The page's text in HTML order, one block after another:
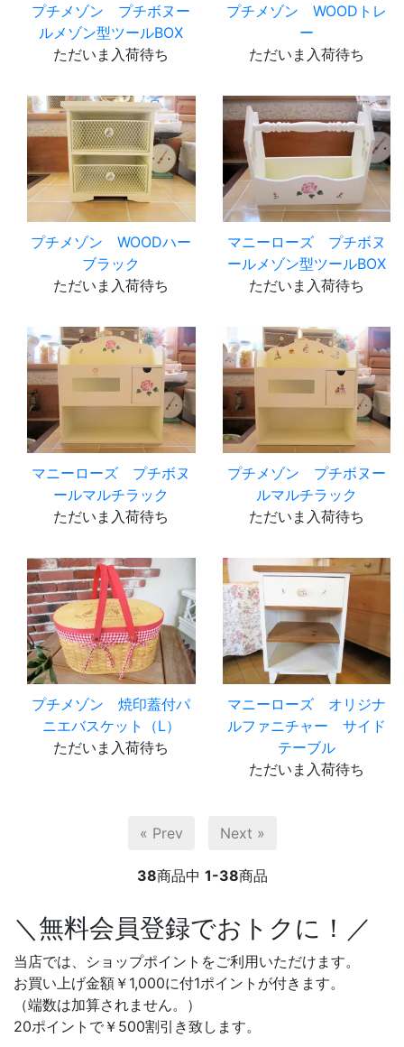
プチメゾン プチボヌー
ルメゾン型ツールBOX
ただいま入荷待ち
プチメゾン WOODトレ
ー
ただいま入荷待ち
プチメゾン WOODハー
ブラック
ただいま入荷待ち
マニーローズ プチボヌ
ールメゾン型ツールBOX
ただいま入荷待ち
マニーローズ プチボヌ
ールマルチラック
ただいま入荷待ち
プチメゾン プチボヌー
ルマルチラック
ただいま入荷待ち
プチメゾン 焼印蓋付パ
ニエバスケット（L）
ただいま入荷待ち
マニーローズ オリジナ
ルファニチャー サイド
テーブル
ただいま入荷待ち
« Prev Next »
38商品中 1-38商品
＼無料会員登録でおトクに！／
当店では、ショップポイントをご利用いただけます。
お買い上げ金額￥1,000に付1ポイントが付きます。
（端数は加算されません。）
20ポイントで￥500割引き致します。